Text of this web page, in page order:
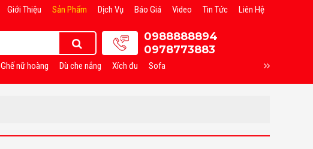
Giới Thiệu Sản Phẩm Dịch Vụ Báo Giá Video Tin Tức Liên Hệ
0988888894
0978773883
Ghế nữ hoàng Dù che nắng Xích đu Sofa